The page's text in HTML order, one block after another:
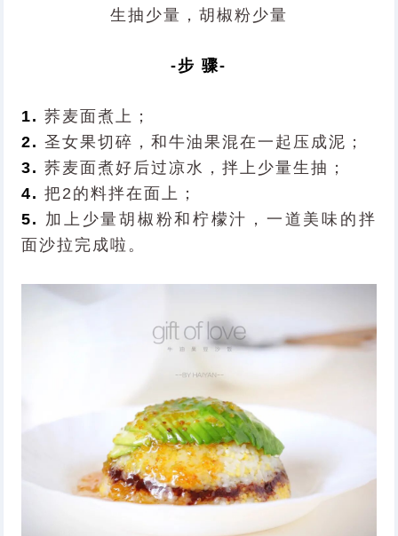
生抽少量，胡椒粉少量
-步 骤-
1.荞麦面煮上；
2. 圣女果切碎，和牛油果混在一起压成泥；
3. 荞麦面煮好后过凉水，拌上少量生抽；
4. 把2的料拌在面上；
5. 加上少量胡椒粉和柠檬汁，一道美味的拌
面沙拉完成啦。